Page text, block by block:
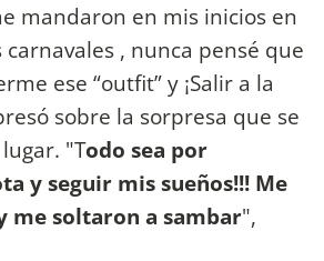
mandaron en mis inicios en
, nunca pensé que
ese “outfit” y ¡Salir a la
sobre la sorpresa que se
"Todo sea por
y seguir mis sueños!!! Me
me soltaron a sambar",